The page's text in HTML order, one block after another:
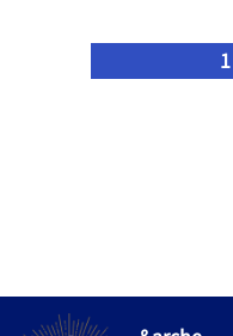
ります ※直接的な表現では
たびたび登場します
1